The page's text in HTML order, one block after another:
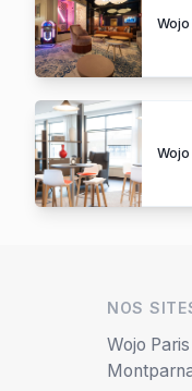
NOS
Wojo